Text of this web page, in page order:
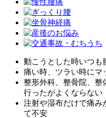
動こうとした時いつも
痛い時、ツラい時にマ
整形外科、整骨院、整
行ったがよくならない
注射や湿布だけで痛み
て不安